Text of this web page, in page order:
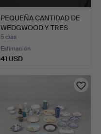
PEQUEÑA CANTIDAD DE
WEDGWOOD Y TRES
PLATOS…
5 días
Estimación
41 USD